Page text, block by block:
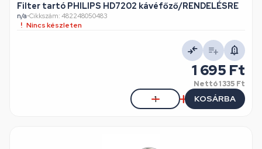
Filter tartó PHILIPS HD7202 kávéfőző/RENDELÉSRE
n/a•Cikkszám: 482248050483
Nincs készleten
1 695 Ft
Nettó1 335 Ft
KOSÁRBA